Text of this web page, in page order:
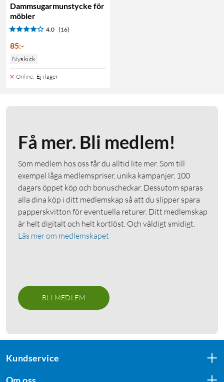
Dammsugarmunstycke för
möbler
4.0 (16)
85:-
Nyskick
Online: Ej i lager
Få mer. Bli medlem!
Som medlem hos oss får du alltid lite mer. Som till
exempel låga medlemspriser, unika kampanjer, 100
dagars öppet köp och bonuscheckar. Dessutom sparas
alla dina köp i ditt medlemskap så att du slipper spara
papperskvitton för eventuella returer. Ditt medlemskap
är helt digitalt och helt kortlöst. Och väldigt smidigt.
Läs mer om medlemskapet
BLI MEDLEM
Kundservice